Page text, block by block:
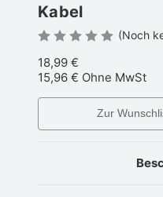
Kabel
(Noch
18,99 €
15,96 € Ohne MwSt
Zur